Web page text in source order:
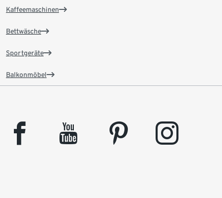
Kaffeemaschinen
Bettwäsche
Sportgeräte
Balkonmöbel
facebook youtube pinterest instagram